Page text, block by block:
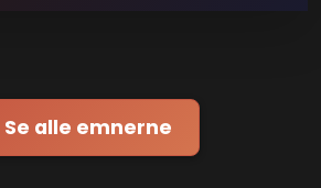
Se alle emnerne